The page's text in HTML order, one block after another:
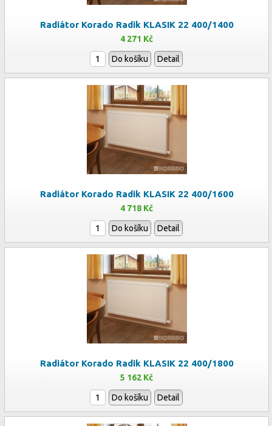
Radiátor Korado Radik KLASIK 22 400/1400
4 271 Kč
Do košíku Detail
Radiátor Korado Radik KLASIK 22 400/1600
4 718 Kč
Do košíku Detail
Radiátor Korado Radik KLASIK 22 400/1800
5 162 Kč
Do košíku Detail